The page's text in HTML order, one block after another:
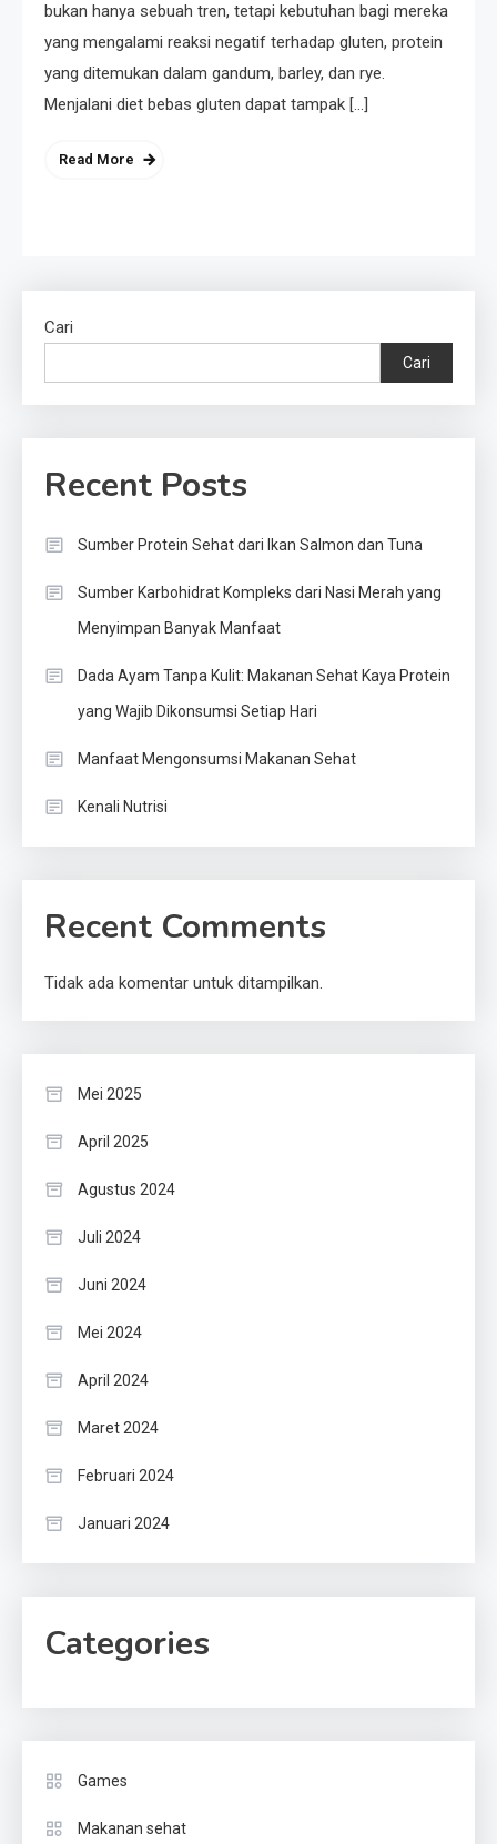
bukan hanya sebuah tren, tetapi kebutuhan bagi mereka
yang mengalami reaksi negatif terhadap gluten, protein
yang ditemukan dalam gandum, barley, dan rye.
Menjalani diet bebas gluten dapat tampak […]
Read More
Cari
Cari
Recent Posts
Sumber Protein Sehat dari Ikan Salmon dan Tuna
Sumber Karbohidrat Kompleks dari Nasi Merah yang
Menyimpan Banyak Manfaat
Dada Ayam Tanpa Kulit: Makanan Sehat Kaya Protein
yang Wajib Dikonsumsi Setiap Hari
Manfaat Mengonsumsi Makanan Sehat
Kenali Nutrisi
Recent Comments
Tidak ada komentar untuk ditampilkan.
Mei 2025
April 2025
Agustus 2024
Juli 2024
Juni 2024
Mei 2024
April 2024
Maret 2024
Februari 2024
Januari 2024
Categories
Games
Makanan sehat